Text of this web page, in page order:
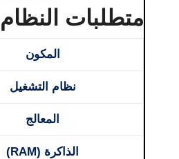
متطلبات النظام
المكون
نظام التشغيل
المعالج
الذاكرة (RAM)